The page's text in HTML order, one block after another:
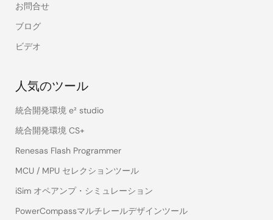
お問合せ
ブログ
ビデオ
人気のツール
統合開発環境 e² studio
統合開発環境 CS+
Renesas Flash Programmer
MCU / MPU セレクションツール
iSim オペアンプ・シミュレーション
PowerCompassマルチレールデザインツール